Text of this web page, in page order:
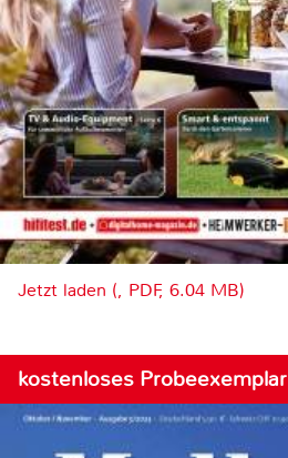
Jetzt laden (, PDF, 6.04 MB)
kostenloses Probeexemplar